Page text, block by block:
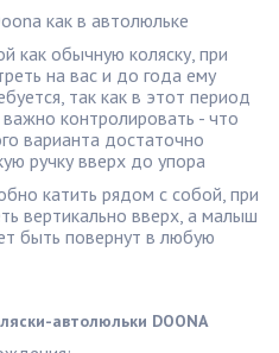
как в автолюльке
как обычную коляску, при
на вас и до года ему
так как в этот период
контролировать - что
варианта достаточно
ручку вверх до упора
катить рядом с собой, при
вертикально вверх, а малыш
быть повернут в любую
автолюльки DOONA